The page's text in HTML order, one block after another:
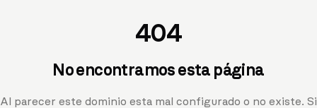
404
No encontramos esta página
Al parecer este dominio esta mal configurado o no existe. Si